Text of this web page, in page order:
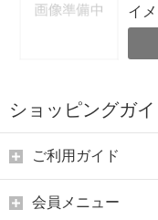
イ
ショッピングガイ
ご利用ガイド
会員メニュー